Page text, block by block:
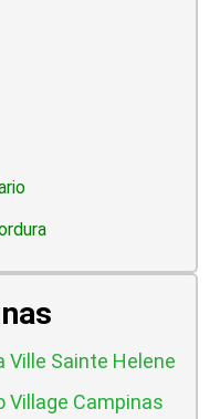
Ville Sainte Helene
Village Campinas